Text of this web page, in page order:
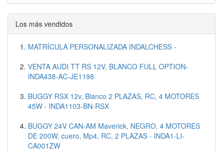
Los más vendidos
MATRÍCULA PERSONALIZADA INDALCHESS -
VENTA AUDI TT RS 12V, BLANCO FULL OPTION-
INDA438-AC-JE1198
BUGGY RSX 12v, Blanco 2 PLAZAS, RC, 4 MOTORES
45W - INDA1103-BN-RSX
BUGGY 24V CAN-AM Maverick, NEGRO, 4 MOTORES
DE 200W, cuero, Mp4, RC, 2 PLAZAS - INDA1-LI-
CA001ZW